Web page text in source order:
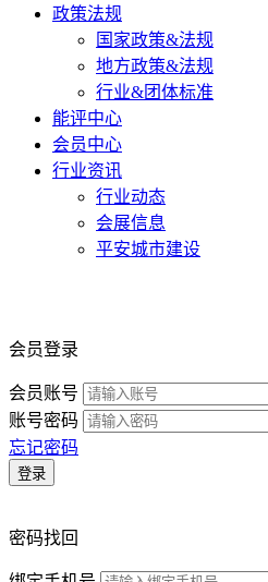
政策法规
国家政策&法规
地方政策&法规
行业&团体标准
能评中心
会员中心
行业资讯
行业动态
会展信息
平安城市建设
会员登录
会员账号
账号密码
忘记密码
登录
密码找回